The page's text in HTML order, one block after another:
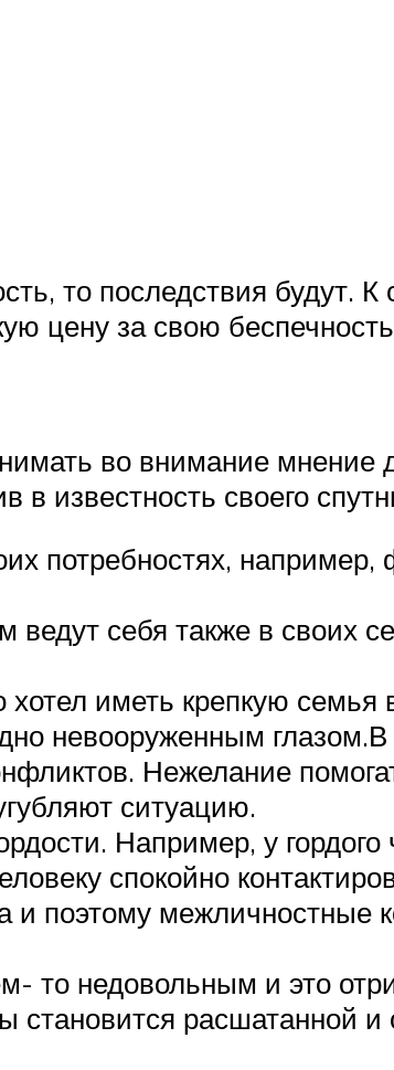
то последствия будут.
цену за свою
во внимание мнение
известность своего
потребностях, например,
ведут себя также в своих
хотел иметь крепкую
невооруженным глазом.В
Нежелание
ситуацию.
Например, у
спокойно
и поэтому межличностные
то недовольным и это
становится расшатанной и